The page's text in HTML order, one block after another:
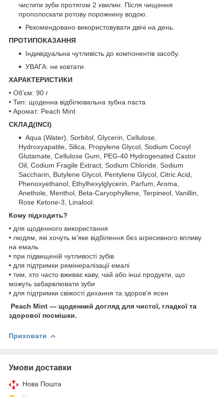
чистити зуби протягом 2 хвилин. Після чищення
прополоскати ротову порожнину водою.
Рекомендовано використовувати двічі на день.
ПРОТИПОКАЗАННЯ
Індивідуальна чутливість до компонентів засобу.
УВАГА: не ковтати.
ХАРАКТЕРИСТИКИ
• Об’єм: 90 г
• Тип: щоденна відбілювальна зубна паста
• Аромат: Peach Mint
СКЛАД(INCI)
Aqua (Water), Sorbitol, Glycerin, Cellulose,
Hydroxyapatite, Silica, Propylene Glycol, Sodium Cocoyl
Glutamate, Cellulose Gum, PEG-40 Hydrogenated Castor
Oil, Codium Fragile Extract, Sodium Chloride, Sodium
Saccharin, Butylene Glycol, Pentylene Glycol, Citric Acid,
Phenoxyethanol, Ethylhexylglycerin, Parfum, Aroma,
Anethole, Menthol, Beta-Caryophyllene, Terpineol, Vanillin,
Rose Ketone-3, Linalool.
Кому підходить?
• для щоденного використання
• людям, які хочуть м’яке відбілення без агресивного впливу
на емаль
• при підвищеній чутливості зубів
• для підтримки ремінералізації емалі
• тим, хто часто вживає каву, чай або інші продукти, що
можуть забарвлювати зуби
• для підтримки свіжості дихання та здоров’я ясен
Peach Mint — щоденний догляд для чистої, гладкої та
здорової посмішки.
Приховати
Умови доставки
Нова Пошта